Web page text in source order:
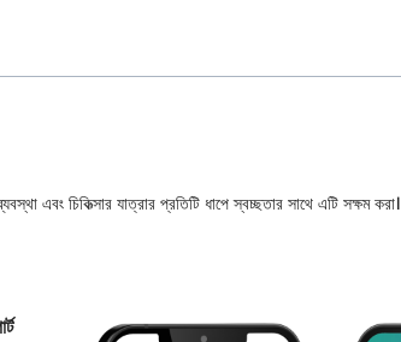
এবং চিকিত্সার যাত্রার প্রতিটি ধাপে স্বচ্ছতার সাথে এটি সক্ষম করা।